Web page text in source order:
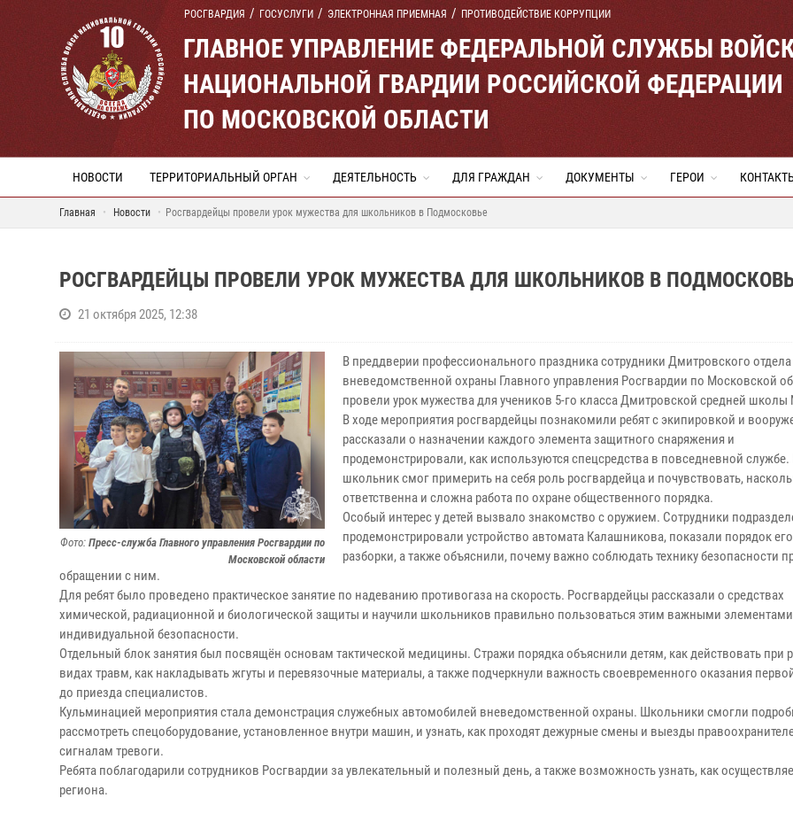
РОСГВАРДИЯ ГОСУСЛУГИ ЭЛЕКТРОННАЯ ПРИЕМНАЯ ПРОТИВОДЕЙСТВИЕ КОРРУПЦИИ
ГЛАВНОЕ УПРАВЛЕНИЕ ФЕДЕРАЛЬНОЙ СЛУЖБЫ
НАЦИОНАЛЬНОЙ ГВАРДИИ РОССИЙСКОЙ ФЕДЕРАЦИИ
ПО МОСКОВСКОЙ ОБЛАСТИ
НОВОСТИ ТЕРРИТОРИАЛЬНЫЙ ОРГАН ДЕЯТЕЛЬНОСТЬ ДЛЯ ГРАЖДАН ДОКУМЕНТЫ ГЕРОИ
Главная Новости Росгвардейцы провели урок мужества для школьников в Подмосковье
РОСГВАРДЕЙЦЫ ПРОВЕЛИ УРОК МУЖЕСТВА ДЛЯ ШКОЛЬНИКОВ В
21 октября 2025, 12:38
Фото: Пресс-служба Главного управления Росгвардии по
Московской области
В преддверии профессионального праздника сотрудники Дмитровского отдела
вневедомственной охраны Главного управления Росгвардии по Московской
провели урок мужества для учеников 5-го класса Дмитровской средней
В ходе мероприятия росгвардейцы познакомили ребят с экипировкой и
рассказали о назначении каждого элемента защитного снаряжения и
продемонстрировали, как используются спецсредства в повседневной
школьник смог примерить на себя роль росгвардейца и почувствовать,
ответственна и сложна работа по охране общественного порядка.
Особый интерес у детей вызвало знакомство с оружием. Сотрудники
продемонстрировали устройство автомата Калашникова, показали порядок
разборки, а также объяснили, почему важно соблюдать технику безопасности
обращении с ним.
Для ребят было проведено практическое занятие по надеванию противогаза на скорость. Росгвардейцы рассказали о средствах
химической, радиационной и биологической защиты и научили школьников правильно пользоваться этим важными элементами
индивидуальной безопасности.
Отдельный блок занятия был посвящён основам тактической медицины. Стражи порядка объяснили детям, как действовать при
видах травм, как накладывать жгуты и перевязочные материалы, а также подчеркнули важность своевременного оказания
до приезда специалистов.
Кульминацией мероприятия стала демонстрация служебных автомобилей вневедомственной охраны. Школьники смогли
рассмотреть спецоборудование, установленное внутри машин, и узнать, как проходят дежурные смены и выезды
сигналам тревоги.
Ребята поблагодарили сотрудников Росгвардии за увлекательный и полезный день, а также возможность узнать, как
региона.